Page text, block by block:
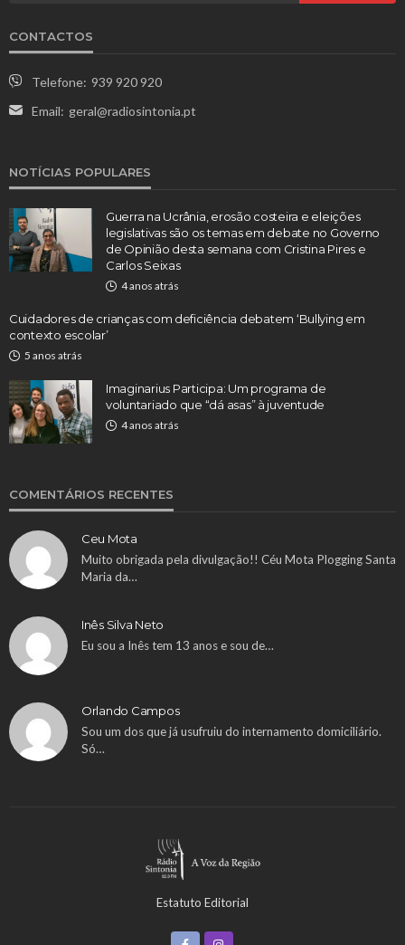
CONTACTOS
Telefone: 939 920 920
Email: geral@radiosintonia.pt
NOTÍCIAS POPULARES
Guerra na Ucrânia, erosão costeira e eleições
legislativas são os temas em debate no Governo
de Opinião desta semana com Cristina Pires e
Carlos Seixas
4 anos atrás
Cuidadores de crianças com deficiência debatem ‘Bullying em
contexto escolar’
5 anos atrás
Imaginarius Participa: Um programa de
voluntariado que “dá asas” à juventude
4 anos atrás
COMENTÁRIOS RECENTES
Ceu Mota
Muito obrigada pela divulgação!! Céu Mota Plogging Santa
Maria da…
Inês Silva Neto
Eu sou a Inês tem 13 anos e sou de…
Orlando Campos
Sou um dos que já usufruiu do internamento domiciliário.
Só…
Estatuto Editorial